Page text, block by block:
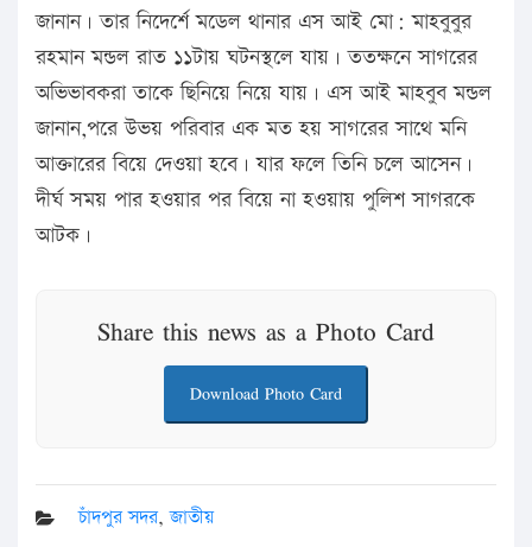
জানান। তার নিদের্শে মডেল থানার এস আই মো: মাহবুবুর
রহমান মন্ডল রাত ১১টায় ঘটনস্থলে যায়। ততক্ষনে সাগরের
অভিভাবকরা তাকে ছিনিয়ে নিয়ে যায়। এস আই মাহবুব মন্ডল
জানান,পরে উভয় পরিবার এক মত হয় সাগরের সাথে মনি
আক্তারের বিয়ে দেওয়া হবে। যার ফলে তিনি চলে আসেন।
দীর্ঘ সময় পার হওয়ার পর বিয়ে না হওয়ায় পুলিশ সাগরকে
আটক।
Share this news as a Photo Card
Download Photo Card
চাঁদপুর সদর,জাতীয়